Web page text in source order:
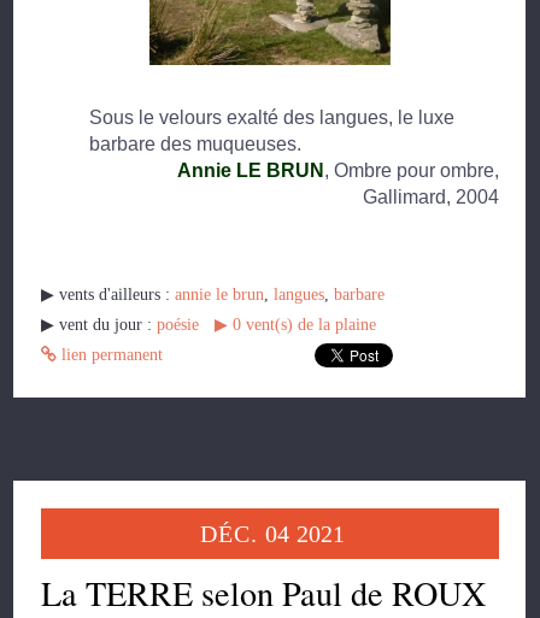
Sous le velours exalté des langues, le luxe
barbare des muqueuses.
Annie LE BRUN , Ombre pour ombre,
Gallimard, 2004
▶︎ vents d'ailleurs :annie le brun,langues,barbare
▶︎ vent du jour :poésie ▶︎ 0 vent(s) de la plaine
lien permanent
DÉC. 04 2021
La TERRE selon Paul de ROUX